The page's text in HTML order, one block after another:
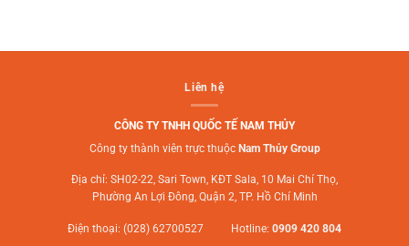
Liên hệ
CÔNG TY TNHH QUỐC TẾ NAM THỦY
Công ty thành viên trực thuộc Nam Thủy Group
Địa chỉ: SH02-22, Sari Town, KĐT Sala, 10 Mai Chí Thọ,
Phường An Lợi Đông, Quận 2, TP. Hồ Chí Minh
Điện thoại: (028) 62700527 Hotline: 0909 420 804